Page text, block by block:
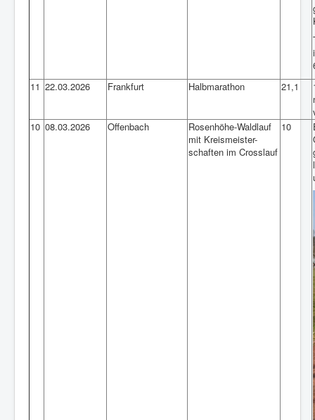
11 22.03.2026 Frankfurt Halbmarathon 21,1
10 08.03.2026 Offenbach
Rosenhöhe-Waldlauf
mit Kreismeister-
schaften im Crosslauf
10